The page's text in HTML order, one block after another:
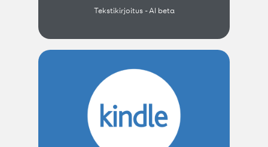
Tekstikirjoitus - AI beta